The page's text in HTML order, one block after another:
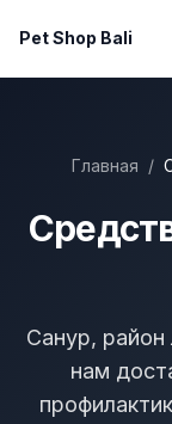
Pet Shop Bali
Главная /
Санур,
нам